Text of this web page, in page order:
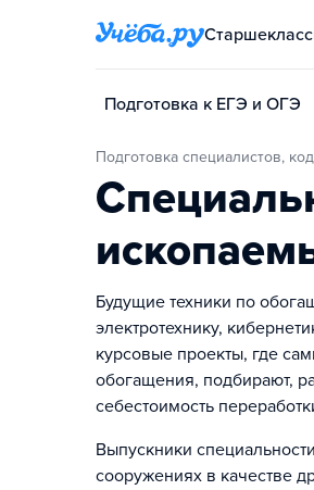
Подготовка к ЕГЭ и ОГЭ
Подготовка специалистов,
Будущие техники по
электротехнику,
курсовые проекты, где
обогащения, подбирают,
себестоимость
Выпускники
сооружениях в качестве